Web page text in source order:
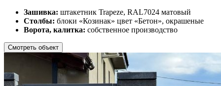
Зашивка: штакетник Trapeze, RAL7024 матовый
Столбы: блоки «Козинак» цвет «Бетон», окрашеные
Ворота, калитка: собственное производство
Смотреть объект